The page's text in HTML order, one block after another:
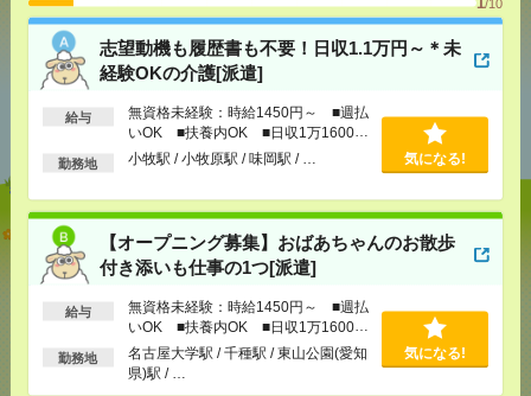
志望動機も履歴書も不要！日収1.1万円～＊未
経験OKの介護[派遣]
給与
無資格未経験：時給1450円～ ■週払
いOK ■扶養内OK ■日収1万1600円
以上
勤務地 小牧駅 / 小牧原駅 / 味岡駅 / … 気になる!
【オープニング募集】おばあちゃんのお散歩
付き添いも仕事の1つ[派遣]
給与
無資格未経験：時給1450円～ ■週払
いOK ■扶養内OK ■日収1万1600円
以上
勤務地
名古屋大学駅 / 千種駅 / 東山公園(愛知
県)駅 / …
気になる!
シェア ツイート ブックマーク
あなたの閲覧履歴からの
おすすめ
志望動機も履歴書も不要！日収1.1万円～＊未経験OK
の介護[派遣]
無資格未経験：時給1450円～ ■週払い
OK ■扶養内OK ■日収1万1600円以上
[勤務地]小牧駅/小牧原駅
気になる！